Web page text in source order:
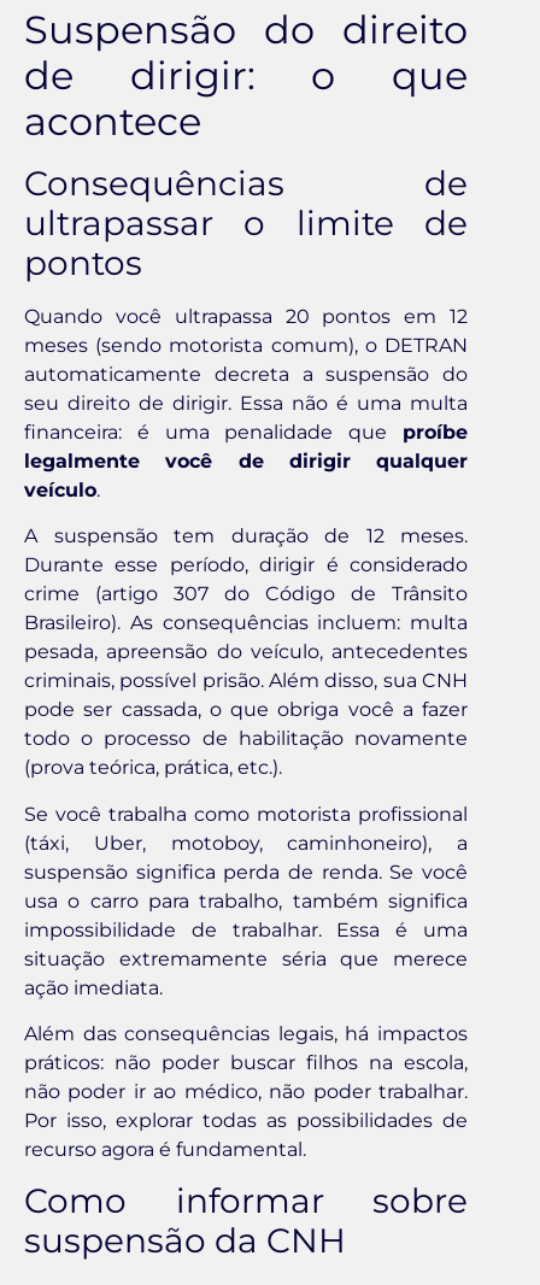
Suspensão do direito
de dirigir: o que
acontece
Consequências de
ultrapassar o limite de
pontos
Quando você ultrapassa 20 pontos em 12
meses (sendo motorista comum), o DETRAN
automaticamente decreta a suspensão do
seu direito de dirigir. Essa não é uma multa
financeira: é uma penalidade que proíbe
legalmente você de dirigir qualquer
veículo.
A suspensão tem duração de 12 meses.
Durante esse período, dirigir é considerado
crime (artigo 307 do Código de Trânsito
Brasileiro). As consequências incluem: multa
pesada, apreensão do veículo, antecedentes
criminais, possível prisão. Além disso, sua CNH
pode ser cassada, o que obriga você a fazer
todo o processo de habilitação novamente
(prova teórica, prática, etc.).
Se você trabalha como motorista profissional
(táxi, Uber, motoboy, caminhoneiro), a
suspensão significa perda de renda. Se você
usa o carro para trabalho, também significa
impossibilidade de trabalhar. Essa é uma
situação extremamente séria que merece
ação imediata.
Além das consequências legais, há impactos
práticos: não poder buscar filhos na escola,
não poder ir ao médico, não poder trabalhar.
Por isso, explorar todas as possibilidades de
recurso agora é fundamental.
Como informar sobre
suspensão da CNH